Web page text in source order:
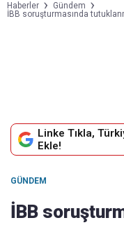
Haberler
Gündem
İBB soruşturmasında
Linke Tıkla,
Ekle!
GÜNDEM
İBB